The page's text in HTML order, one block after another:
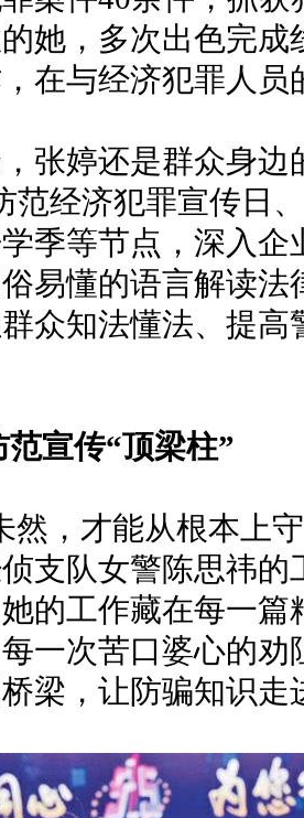
她，多次出色完
在与经济犯罪人员
婷还是群众身边
范经济犯罪宣传日
季等节点，深入
易懂的语言解读
众知法懂法、提高
范宣传“顶梁柱”
，才能从根本上守
支队女警陈思祎
的工作藏在每一
一次苦口婆心的
梁，让防骗知识走